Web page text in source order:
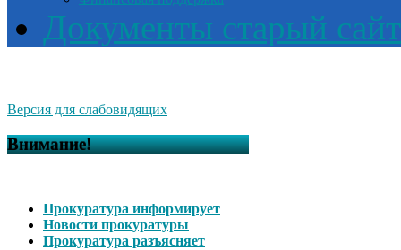
Документы старый сайт
Версия для слабовидящих
Внимание!
Прокуратура информирует
Новости прокуратуры
Прокуратура разъясняет